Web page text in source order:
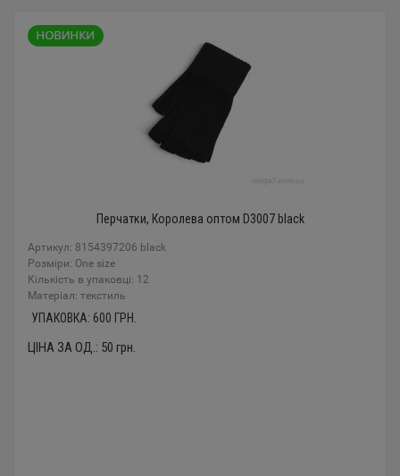
Перчатки, Королева оптом D3007 black
Артикул: 8154397206 black
Розміри: One size
Кількість в упаковці: 12
Mатеріал: текстиль
УПАКОВКА: 600 ГРН.
ЦІНА ЗА ОД.: 50 грн.